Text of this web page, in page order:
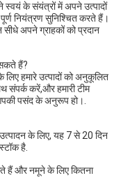
स्वयं के संयंत्रों में अपने उत्पादों
नियंत्रण सुनिश्चित करते हैं।
सीधे अपने ग्राहकों को प्रदान
हैं?
हमारे उत्पादों को अनुकूलित
संपर्क करें,और हमारी टीम
पसंद के अनुरूप हो।.
के लिए, यह 7 से 20 दिन
है.
हैं और नमूने के लिए कितना